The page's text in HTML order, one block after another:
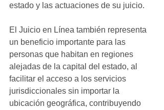
estado y las actuaciones de su juicio.
El Juicio en Línea también representa
un beneficio importante para las
personas que habitan en regiones
alejadas de la capital del estado, al
facilitar el acceso a los servicios
jurisdiccionales sin importar la
ubicación geográfica, contribuyendo